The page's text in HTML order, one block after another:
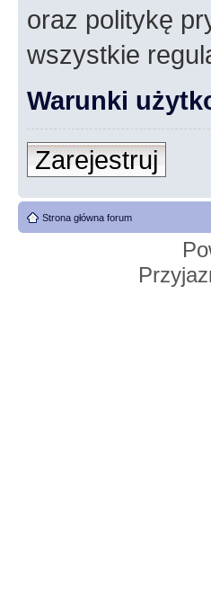
oraz politykę
wszystkie
Warunki
Zarejestruj
Strona główna forum